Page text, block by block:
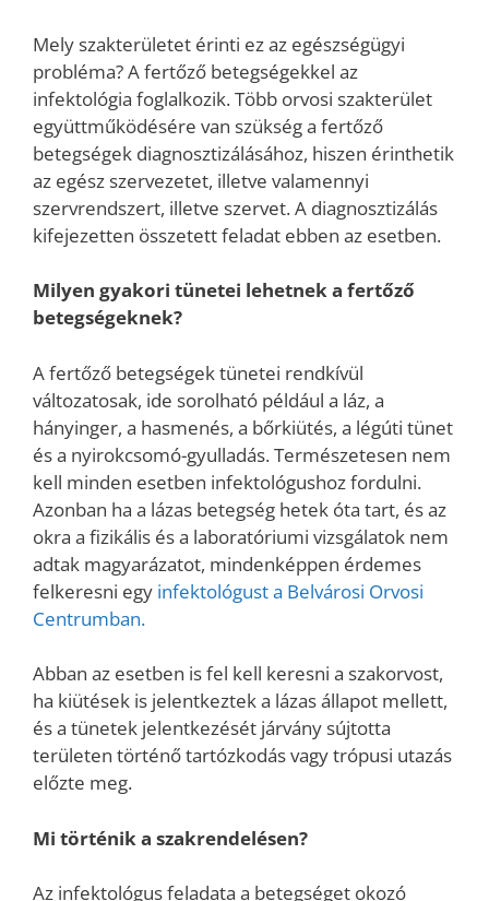
Mely szakterületet érinti ez az egészségügyi
probléma? A fertőző betegségekkel az
infektológia foglalkozik. Több orvosi szakterület
együttműködésére van szükség a fertőző
betegségek diagnosztizálásához, hiszen érinthetik
az egész szervezetet, illetve valamennyi
szervrendszert, illetve szervet. A diagnosztizálás
kifejezetten összetett feladat ebben az esetben.
Milyen gyakori tünetei lehetnek a fertőző
betegségeknek?
A fertőző betegségek tünetei rendkívül
változatosak, ide sorolható például a láz, a
hányinger, a hasmenés, a bőrkiütés, a légúti tünet
és a nyirokcsomó-gyulladás. Természetesen nem
kell minden esetben infektológushoz fordulni.
Azonban ha a lázas betegség hetek óta tart, és az
okra a fizikális és a laboratóriumi vizsgálatok nem
adtak magyarázatot, mindenképpen érdemes
felkeresni egy infektológust a Belvárosi Orvosi
Centrumban.
Abban az esetben is fel kell keresni a szakorvost,
ha kiütések is jelentkeztek a lázas állapot mellett,
és a tünetek jelentkezését járvány sújtotta
területen történő tartózkodás vagy trópusi utazás
előzte meg.
Mi történik a szakrendelésen?
Az infektológus feladata a betegséget okozó